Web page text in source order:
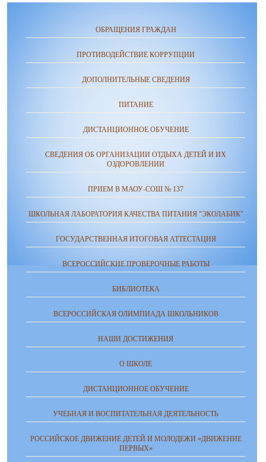
ОБРАЩЕНИЯ ГРАЖДАН
ПРОТИВОДЕЙСТВИЕ КОРРУПЦИИ
ДОПОЛНИТЕЛЬНЫЕ СВЕДЕНИЯ
ПИТАНИЕ
ДИСТАНЦИОННОЕ ОБУЧЕНИЕ
СВЕДЕНИЯ ОБ ОРГАНИЗАЦИИ ОТДЫХА ДЕТЕЙ И ИХ
ОЗДОРОВЛЕНИИ
ПРИЕМ В МАОУ-СОШ № 137
ШКОЛЬНАЯ ЛАБОРАТОРИЯ КАЧЕСТВА ПИТАНИЯ "ЭКОЛАБИК"
ГОСУДАРСТВЕННАЯ ИТОГОВАЯ АТТЕСТАЦИЯ
ВСЕРОССИЙСКИЕ ПРОВЕРОЧНЫЕ РАБОТЫ
БИБЛИОТЕКА
ВСЕРОССИЙСКАЯ ОЛИМПИАДА ШКОЛЬНИКОВ
НАШИ ДОСТИЖЕНИЯ
О ШКОЛЕ
ДИСТАНЦИОННОЕ ОБУЧЕНИЕ
УЧЕБНАЯ И ВОСПИТАТЕЛЬНАЯ ДЕЯТЕЛЬНОСТЬ
РОССИЙСКОЕ ДВИЖЕНИЕ ДЕТЕЙ И МОЛОДЕЖИ «ДВИЖЕНИЕ
ПЕРВЫХ»